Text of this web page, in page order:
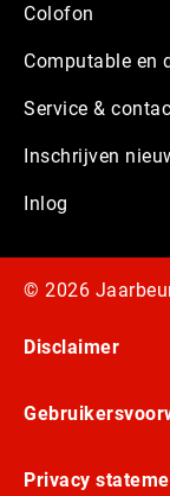
Colofon
Computable en
Service &
Inschrijven
Inlog
© 2026
Disclaimer
Privacy